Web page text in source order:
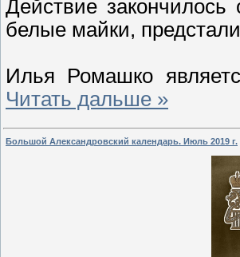
Действие
белые майки,
Илья Ромашко
Читать дальше »
Большой Александровский календарь. Июль 2019 г.